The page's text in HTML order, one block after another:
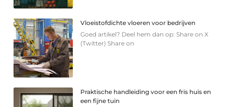
Vloeistofdichte vloeren voor bedrijven
Goed artikel? Deel hem dan op: Share on X
(Twitter) Share on
Praktische handleiding voor een fris huis en
een fijne tuin